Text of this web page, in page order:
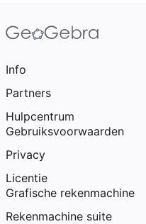
Info
Partners
Hulpcentrum
Gebruiksvoorwaarden
Privacy
Licentie
Grafische rekenmachine
Rekenmachine suite